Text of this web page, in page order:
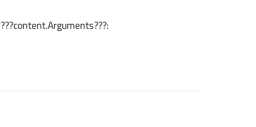
???content.Arguments???: